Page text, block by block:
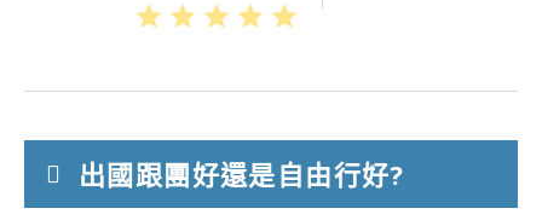
出國跟團好還是自由行好?